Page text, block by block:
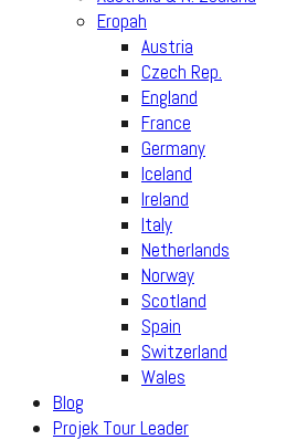
Eropah
Austria
Czech Rep.
England
France
Germany
Iceland
Ireland
Italy
Netherlands
Norway
Scotland
Spain
Switzerland
Wales
Blog
Projek Tour Leader